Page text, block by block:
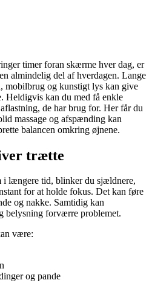
timer foran skærme hver dag, er
almindelig del af hverdagen. Lange
mobilbrug og kunstigt lys kan give
Heldigvis kan du med få enkle
de har brug for. Her får du
massage og afspænding kan
balancen omkring øjnene.
trætte
i længere tid, blinker du sjældnere,
for at holde fokus. Det kan føre
og nakke. Samtidig kan
belysning forværre problemet.
være:
og pande